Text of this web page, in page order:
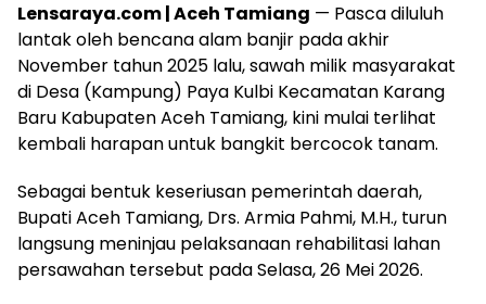
Lensaraya.com | Aceh Tamiang — Pasca diluluh
lantak oleh bencana alam banjir pada akhir
November tahun 2025 lalu, sawah milik masyarakat
di Desa (Kampung) Paya Kulbi Kecamatan Karang
Baru Kabupaten Aceh Tamiang, kini mulai terlihat
kembali harapan untuk bangkit bercocok tanam.
Sebagai bentuk keseriusan pemerintah daerah,
Bupati Aceh Tamiang, Drs. Armia Pahmi, M.H., turun
langsung meninjau pelaksanaan rehabilitasi lahan
persawahan tersebut pada Selasa, 26 Mei 2026.